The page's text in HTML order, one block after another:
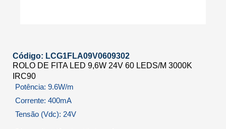
Código: LCG1FLA09V0609302
ROLO DE FITA LED 9,6W 24V 60 LEDS/M 3000K
IRC90
Potência: 9.6W/m
Corrente: 400mA
Tensão (Vdc): 24V